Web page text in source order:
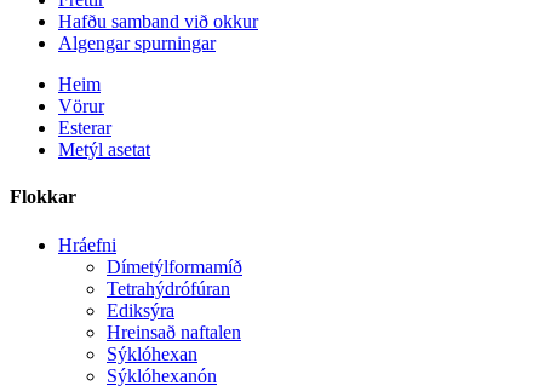
Hafðu samband við okkur
Algengar spurningar
Heim
Vörur
Esterar
Metýl asetat
Flokkar
Hráefni
Dímetýlformamíð
Tetrahýdrófúran
Ediksýra
Hreinsað naftalen
Sýklóhexan
Sýklóhexanón